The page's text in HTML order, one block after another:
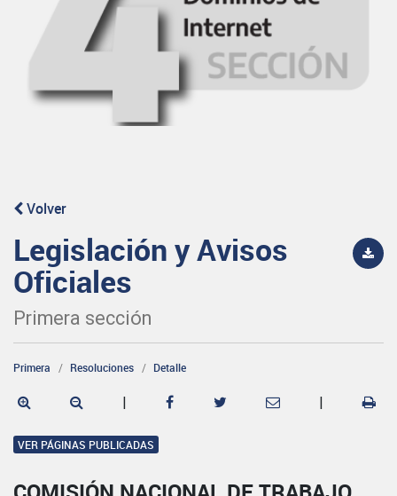
Volver
Legislación y Avisos
Oficiales
Primera sección
Primera Resoluciones Detalle
| |
VER PÁGINAS PUBLICADAS